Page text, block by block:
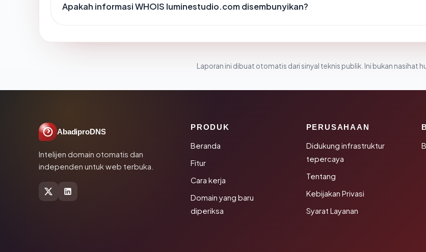
Apakah informasi WHOIS luminestudio.com disembunyikan?
Laporan ini dibuat otomatis dari sinyal teknis publik. Ini bukan nasihat
AbadiproDNS
Intelijen domain otomatis dan
independen untuk web terbuka.
PRODUK
Beranda
Fitur
Cara kerja
Domain yang baru
diperiksa
PERUSAHAAN
Didukung infrastruktur
tepercaya
Tentang
Kebijakan Privasi
Syarat Layanan